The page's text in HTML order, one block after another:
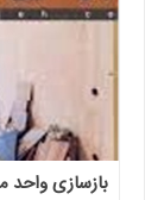
بازسازی